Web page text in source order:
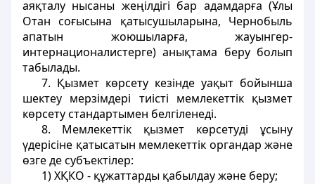
аяқталу нысаны жеңілдігі бар адамдарға (Ұлы
Отан соғысына қатысушыларына, Чернобыль
апатын жоюшыларға, жауынгер-
интернационалистерге) анықтама беру болып
табылады.
7. Қызмет көрсету кезінде уақыт бойынша
шектеу мерзімдері тиісті мемлекеттік қызмет
көрсету стандартымен белгіленеді.
8. Мемлекеттік қызмет көрсетуді ұсыну
үдерісіне қатысатын мемлекеттік органдар және
өзге де субъектілер:
1) ХҚКО - құжаттарды қабылдау және беру;